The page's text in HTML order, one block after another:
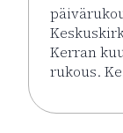
Kerran
rukous.
Lue lisää